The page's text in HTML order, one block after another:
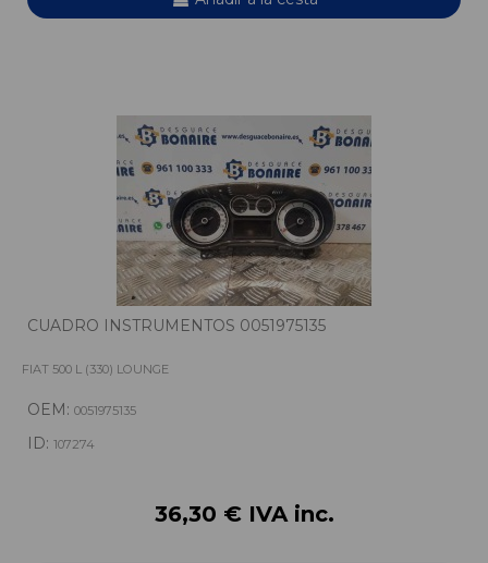
CUADRO INSTRUMENTOS 0051975135
FIAT 500 L (330) LOUNGE
OEM: 0051975135
ID: 107274
36,30 € IVA inc.